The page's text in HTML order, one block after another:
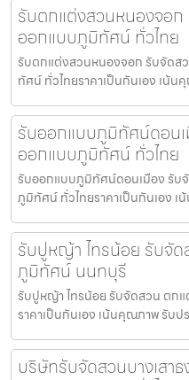
รับตกแต่งสวนหนองจอ
ออกแบบภูมิทัศน์ ทั่วไทย
รับตกแต่งสวนหนองจอก รับจัด
ทัศน์ ทั่วไทยราคาเป็นกันเอง เน้
รับออกแบบภูมิทัศน์ดอน
ออกแบบภูมิทัศน์ ทั่วไทย
รับออกแบบภูมิทัศน์ดอนเมือง รั
ภูมิทัศน์ ทั่วไทยราคาเป็นกันเอง
รับปูหญ้า ไทรน้อย รับจั
ภูมิทัศน์ นนทบุรี
รับปูหญ้า ไทรน้อย รับจัดสวน ต
ราคาเป็นกันเอง เน้นคุณภาพ รับ
บริษัทรับจัดสวนบางเสา